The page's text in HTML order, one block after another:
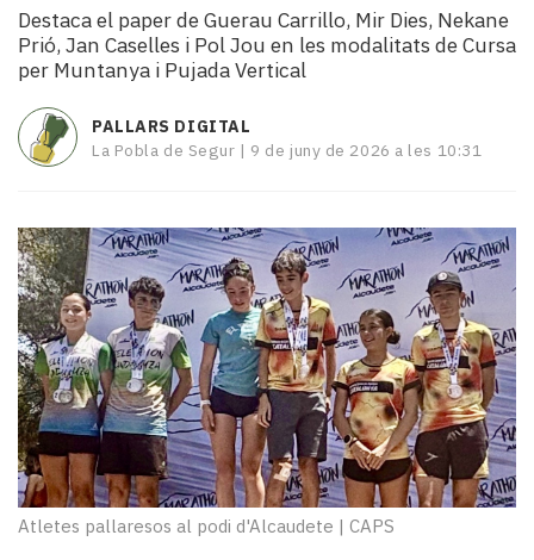
Cultura
Esports
Mai
tant!
TV
i
temps
Reportatges
Entrevistes
Enquestes
A
escena!
Dis
la
teva!
Subscriptors
La
Destaca el paper de Guerau Carrillo, Mir Dies, Nekane
Prió, Jan Caselles i Pol Jou en les modalitats de Cursa
per Muntanya i Pujada Vertical
PALLARS DIGITAL
La Pobla de Segur | 9 de juny de 2026 a les 10:31
Atletes pallaresos al podi d'Alcaudete | CAPS